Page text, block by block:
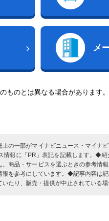
メ
のとは異なる場合があります
の一部がマイナビニュース・マイナ
情報に「PR」表記を記載します。◆
商品・サービスを選ぶときの参考情
を参考にしています。◆記事内容は
たり、販売・提供が中止されている場